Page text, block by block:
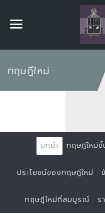
ทฤษฎีใหม่
บทนำ ทฤษฏีใหม่
ประโยชน์ของทฤษฎีใหม่
ทฤษฎีไหม่ที่สมบูรณ์ ร